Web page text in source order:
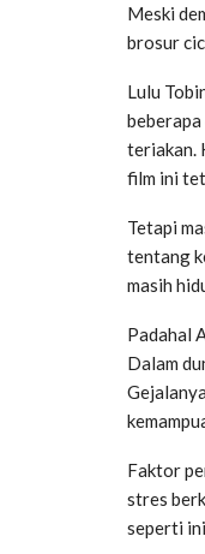
Meski
brosur
Lulu
teriakan.
film ini
Tetapi
tentang
masih
Padahal
Dalam
Faktor
stres
seperti